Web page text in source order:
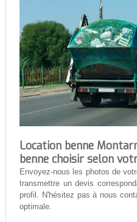
Location benne
benne choisir selon
Envoyez-nous les photos de
transmettre un devis
profil. N'hésitez pas à nous
optimale.